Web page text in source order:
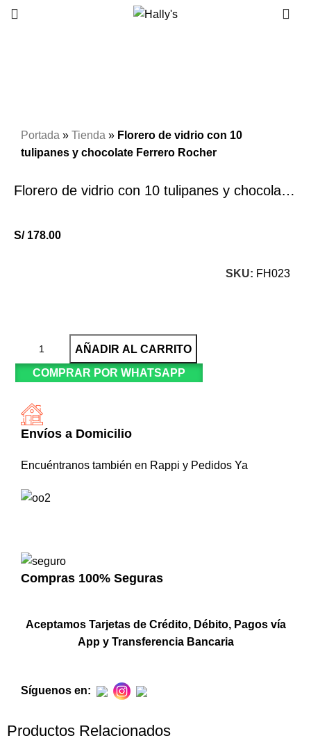
Portada »Tienda » Florero de vidrio con 10
tulipanes y chocolate Ferrero Rocher
Florero de vidrio con 10 tulipanes y chocolate Ferrero Rocher
S/178.00
SKU: FH023
AÑADIR AL CARRITO
COMPRAR POR WHATSAPP
Envíos a Domicilio
Encuéntranos también en Rappi y Pedidos Ya
Compras 100% Seguras
Aceptamos Tarjetas de Crédito, Débito, Pagos vía
App y Transferencia Bancaria
Síguenos en:
Productos Relacionados